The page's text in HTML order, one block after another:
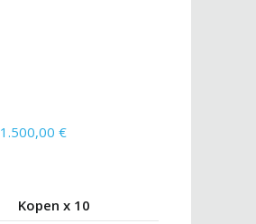
1.500,00 €
Kopen x 10